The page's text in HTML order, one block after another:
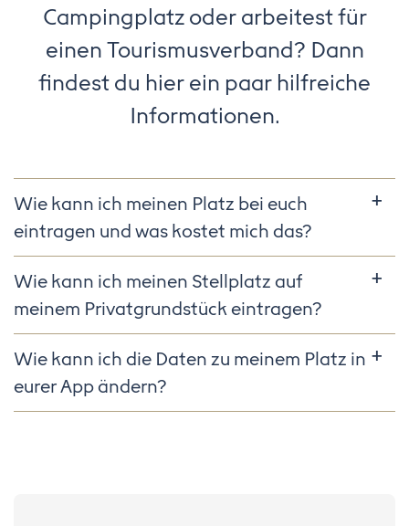
Campingplatz oder arbeitest für
einen Tourismusverband? Dann
findest du hier ein paar hilfreiche
Informationen.
Wie kann ich meinen Platz bei euch
eintragen und was kostet mich das?
Wie kann ich meinen Stellplatz auf
meinem Privatgrundstück eintragen?
Wie kann ich die Daten zu meinem Platz in
eurer App ändern?